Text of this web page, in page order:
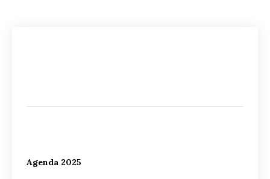
Agenda 2025